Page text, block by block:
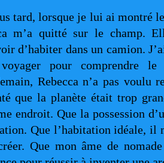
tard, lorsque je lui ai montré
m’a quitté sur le champ.
d’habiter dans un camion.
pour comprendre le
Rebecca n’a pas voulu
que la planète était trop
endroit. Que la possession
Que l’habitation idéale, il
Que mon âme de